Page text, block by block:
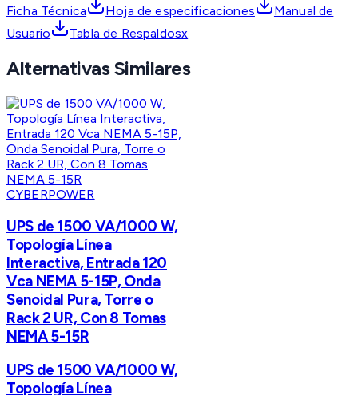
Ficha Técnica Hoja de especificaciones
Manual de
Usuario
Tabla de Respaldosx
Alternativas Similares
CYBERPOWER
UPS de 1500 VA/1000 W,
Topología Línea
Interactiva, Entrada 120
Vca NEMA 5-15P, Onda
Senoidal Pura, Torre o
Rack 2 UR, Con 8 Tomas
NEMA 5-15R
UPS de 1500 VA/1000 W,
Topología Línea